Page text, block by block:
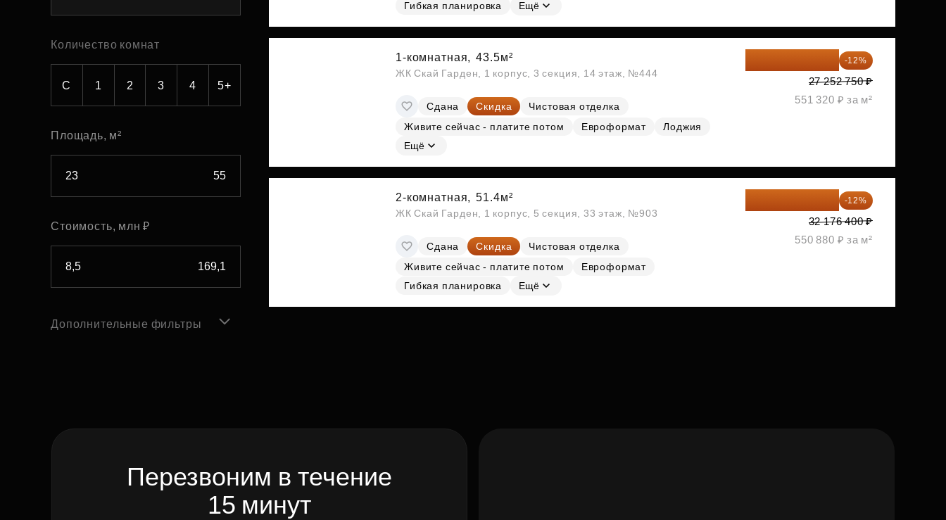
Рефинансирование
Субсидии
Количество комнат
С 1 2 3 4 5+
Площадь, м²
Стоимость, млн ₽
Дополнительные фильтры
Гибкая планировка
Ещё
1-комнатная, 43.5м²
ЖК Скай Гарден, 1 корпус, 3 секция, 14 этаж, №444
Сдана Скидка
Чистовая отделка
Живите сейчас - платите потом
Евроформат
Лоджия
Ещё
-12%
27 252 750 ₽
551 320 ₽ за м²
2-комнатная, 51.4м²
ЖК Скай Гарден, 1 корпус, 5 секция, 33 этаж, №903
Сдана Скидка
Чистовая отделка
Живите сейчас - платите потом
Евроформат
Гибкая планировка
Ещё
-12%
32 176 400 ₽
550 880 ₽ за м²
Перезвоним в течение
15 минут